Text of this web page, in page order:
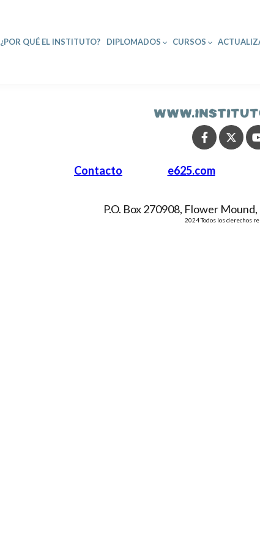
¿POR QUÉ EL INSTITUTO? DIPLOMADOS CURSOS
Contacto e625.com
P.O. Box 270908, Flower
2024 Todos los derechos